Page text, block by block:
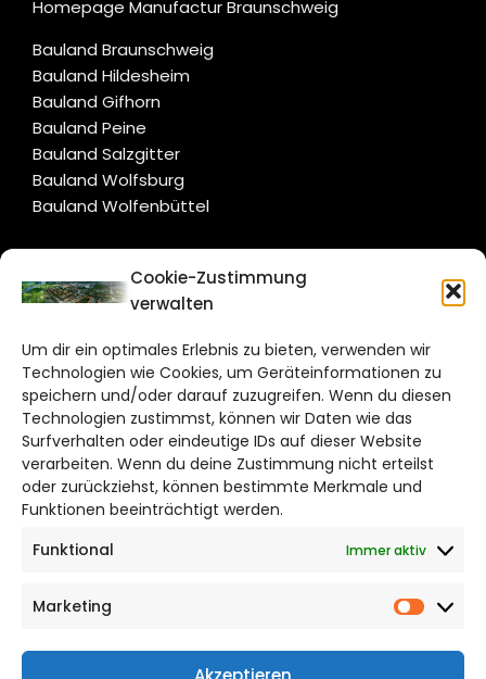
Cookie-Zustimmung
verwalten
Um dir ein optimales Erlebnis zu bieten, verwenden wir
Technologien wie Cookies, um Geräteinformationen zu
speichern und/oder darauf zuzugreifen. Wenn du diesen
Technologien zustimmst, können wir Daten wie das
Surfverhalten oder eindeutige IDs auf dieser Website
verarbeiten. Wenn du deine Zustimmung nicht erteilst
oder zurückziehst, können bestimmte Merkmale und
Funktionen beeinträchtigt werden.
Funktional
Immer aktiv
Marketing
Homepage Manufactur Braunschweig
Bauland Braunschweig
Bauland Hildesheim
Bauland Gifhorn
Bauland Peine
Bauland Salzgitter
Bauland Wolfsburg
Bauland Wolfenbüttel
CITYLIFE!
Bruchtorwall 12
38100 Braunschweig
Telefon: 0531 387220 – 65
DAS STADTMAGAZIN FÜR
SALZGITTER
Impressum
Cookie Richtlinie
CITYLIFE! BEI FACEBOOK